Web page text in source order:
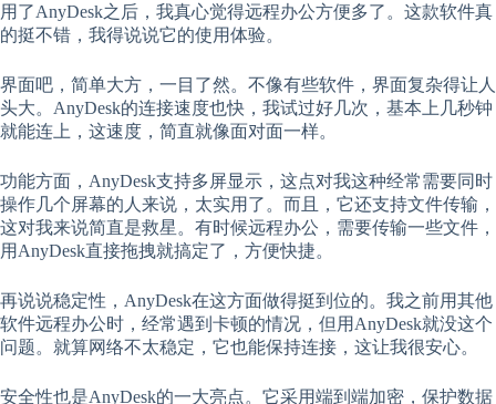
用了AnyDesk之后，我真心觉得远程办公方便多了。这款软件真
的挺不错，我得说说它的使用体验。
界面吧，简单大方，一目了然。不像有些软件，界面复杂得让人
头大。AnyDesk的连接速度也快，我试过好几次，基本上几秒钟
就能连上，这速度，简直就像面对面一样。
功能方面，AnyDesk支持多屏显示，这点对我这种经常需要同时
操作几个屏幕的人来说，太实用了。而且，它还支持文件传输，
这对我来说简直是救星。有时候远程办公，需要传输一些文件，
用AnyDesk直接拖拽就搞定了，方便快捷。
再说说稳定性，AnyDesk在这方面做得挺到位的。我之前用其他
软件远程办公时，经常遇到卡顿的情况，但用AnyDesk就没这个
问题。就算网络不太稳定，它也能保持连接，这让我很安心。
安全性也是AnyDesk的一大亮点。它采用端到端加密，保护数据